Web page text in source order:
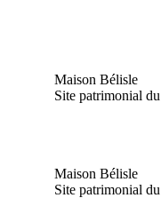
Maison Bélisle
Site patrimonial
Maison Bélisle
Site patrimonial